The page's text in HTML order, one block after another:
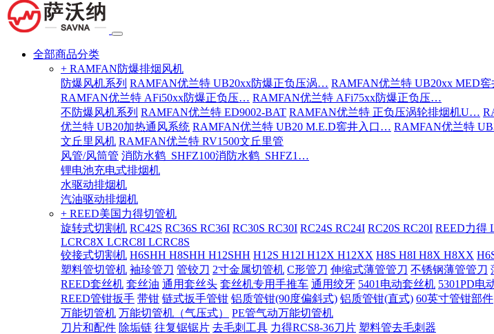
全部商品分类
+ RAMFAN防爆排烟风机
防爆风机系列 RAMFAN优兰特 UB20xx防爆正负压涡… RAMFAN优兰特 UB20xx MED
RAMFAN优兰特 AFi50xx防爆正负压… RAMFAN优兰特 AFi75xx防爆正负压…
不防爆风机系列 RAMFAN优兰特 ED9002-BAT RAMFAN优兰特 正负压涡轮排烟机U…
优兰特 UB20加热通风系统 RAMFAN优兰特 UB20 M.E.D窖井入口… RAMFAN优兰特
文丘里风机 RAMFAN优兰特 RV1500文丘里管
风管/风筒管 消防水鹤_SHFZ100消防水鹤_SHFZ1…
锂电池充电式排烟机
水驱动排烟机
汽油驱动排烟机
+ REED美国力得切管机
旋转式切割机 RC42S RC36S RC36I RC30S RC30I RC24S RC24I RC20S RC20I REED力得
LCRC8X LCRC8I LCRC8S
铰接式切割机 H6SHH H8SHH H12SHH H12S H12I H12X H12XX H8S H8I H8X H8XX
塑料管切管机 袖珍管刀 管铰刀 2寸金属切管机 C形管刀 伸缩式薄管管刀 不锈钢薄管管刀
REED套丝机 套丝油 通用套丝头 套丝机专用手推车 通用绞牙 5401电动套丝机 5301PD电
REED管钳扳手 带钳 链式扳手管钳 铝质管钳(90度偏斜式) 铝质管钳(直式) 60英寸管钳部件
万能切管机 万能切管机（气压式）
PE管气动万能切管机
刀片和配件 除垢链 往复锯锯片 去毛刺工具 力得RCS8-36刀片 塑料管去毛刺器